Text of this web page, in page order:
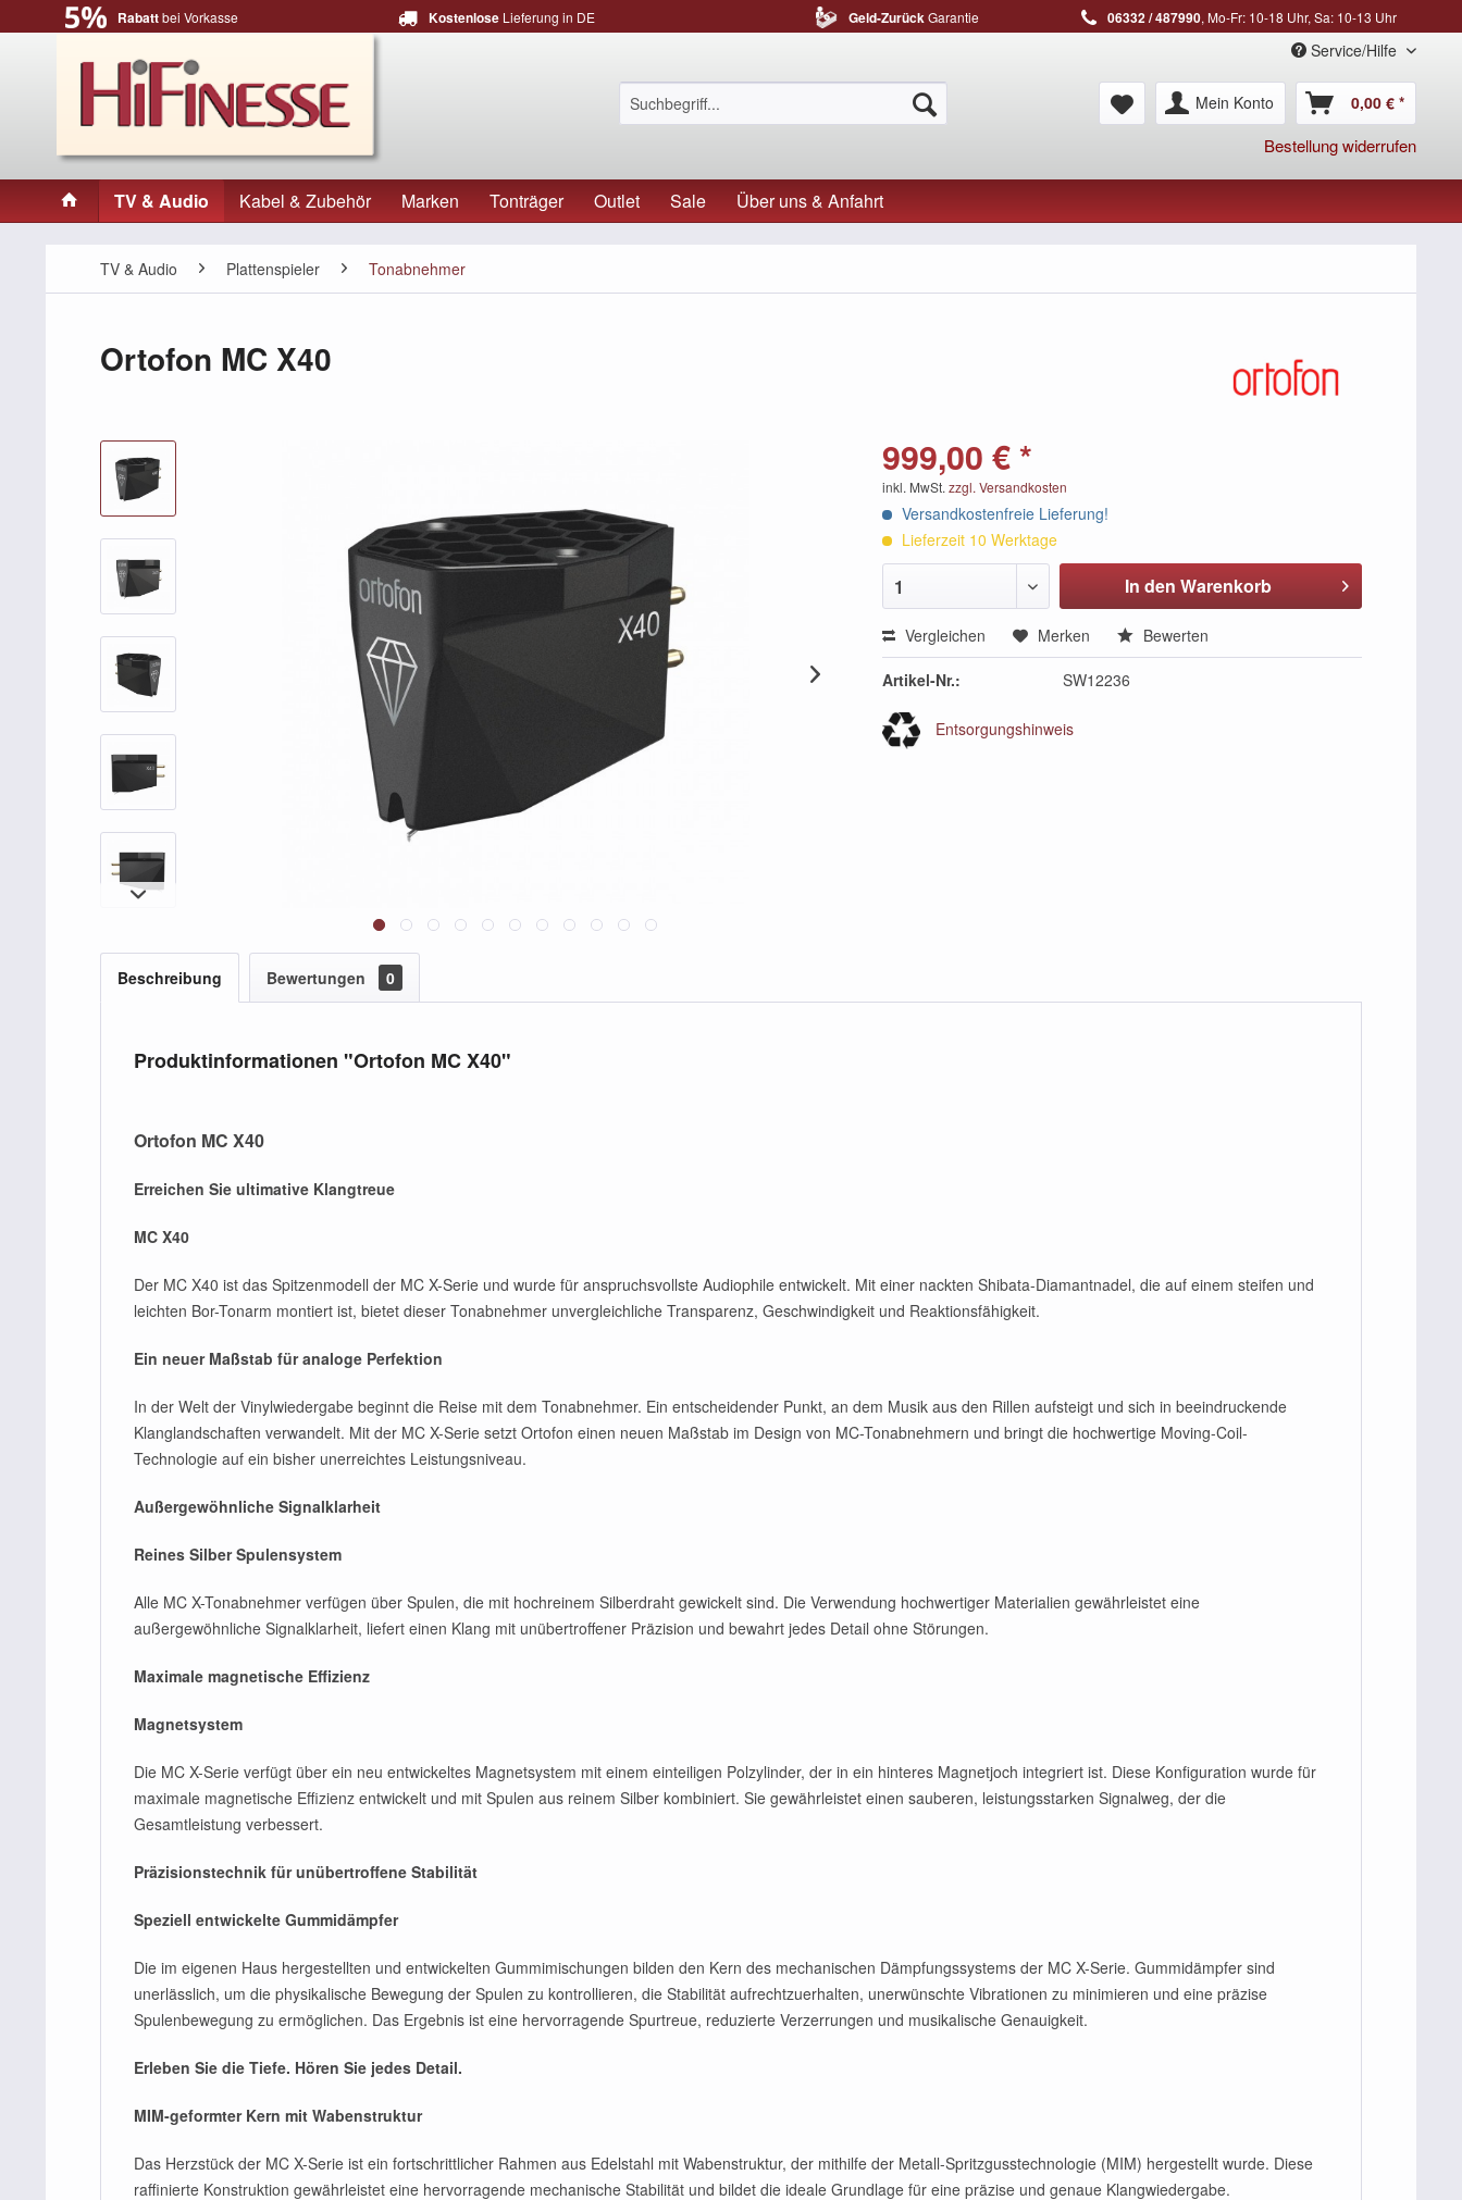
Rabattbei Vorkasse Kostenlose Lieferung in DE Geld-ZurückGarantie 06332 / 487990, Mo-Fr: 10-18 Uhr, Sa: 10-13 Uhr
Service/Hilfe
Mein Konto 0,00 € *
Bestellung widerrufen
TV & Audio Kabel & Zubehör Marken Tonträger Outlet Sale Über uns & Anfahrt
TV & Audio Plattenspieler Tonabnehmer
Ortofon MC X40
999,00 € *
inkl. MwSt.zzgl. Versandkosten
Versandkostenfreie Lieferung!
Lieferzeit 10 Werktage
1 In den Warenkorb
Vergleichen Merken Bewerten
Artikel-Nr.: SW12236
Entsorgungshinweis
Beschreibung Bewertungen 0
Produktinformationen "Ortofon MC X40"
Ortofon MC X40
Erreichen Sie ultimative Klangtreue
MC X40
Der MC X40 ist das Spitzenmodell der MC X-Serie und wurde für anspruchsvollste Audiophile entwickelt. Mit einer nackten Shibata-Diamantnadel, die auf einem steifen und
leichten Bor-Tonarm montiert ist, bietet dieser Tonabnehmer unvergleichliche Transparenz, Geschwindigkeit und Reaktionsfähigkeit.
Ein neuer Maßstab für analoge Perfektion
In der Welt der Vinylwiedergabe beginnt die Reise mit dem Tonabnehmer. Ein entscheidender Punkt, an dem Musik aus den Rillen aufsteigt und sich in beeindruckende
Klanglandschaften verwandelt. Mit der MC X-Serie setzt Ortofon einen neuen Maßstab im Design von MC-Tonabnehmern und bringt die hochwertige Moving-Coil-
Technologie auf ein bisher unerreichtes Leistungsniveau.
Außergewöhnliche Signalklarheit
Reines Silber Spulensystem
Alle MC X-Tonabnehmer verfügen über Spulen, die mit hochreinem Silberdraht gewickelt sind. Die Verwendung hochwertiger Materialien gewährleistet eine
außergewöhnliche Signalklarheit, liefert einen Klang mit unübertroffener Präzision und bewahrt jedes Detail ohne Störungen.
Maximale magnetische Effizienz
Magnetsystem
Die MC X-Serie verfügt über ein neu entwickeltes Magnetsystem mit einem einteiligen Polzylinder, der in ein hinteres Magnetjoch integriert ist. Diese Konfiguration wurde für
maximale magnetische Effizienz entwickelt und mit Spulen aus reinem Silber kombiniert. Sie gewährleistet einen sauberen, leistungsstarken Signalweg, der die
Gesamtleistung verbessert.
Präzisionstechnik für unübertroffene Stabilität
Speziell entwickelte Gummidämpfer
Die im eigenen Haus hergestellten und entwickelten Gummimischungen bilden den Kern des mechanischen Dämpfungssystems der MC X-Serie. Gummidämpfer sind
unerlässlich, um die physikalische Bewegung der Spulen zu kontrollieren, die Stabilität aufrechtzuerhalten, unerwünschte Vibrationen zu minimieren und eine präzise
Spulenbewegung zu ermöglichen. Das Ergebnis ist eine hervorragende Spurtreue, reduzierte Verzerrungen und musikalische Genauigkeit.
Erleben Sie die Tiefe. Hören Sie jedes Detail.
MIM-geformter Kern mit Wabenstruktur
Das Herzstück der MC X-Serie ist ein fortschrittlicher Rahmen aus Edelstahl mit Wabenstruktur, der mithilfe der Metall-Spritzgusstechnologie (MIM) hergestellt wurde. Diese
raffinierte Konstruktion gewährleistet eine hervorragende mechanische Stabilität und bildet die ideale Grundlage für eine präzise und genaue Klangwiedergabe.